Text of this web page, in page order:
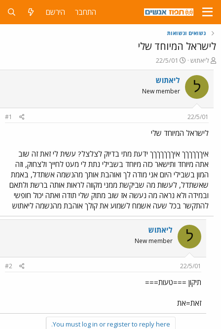
התחבר הירשם
נשואים ונשואות
לישראל המיוחד שלי
פ
ו
ת
ח
ה
ש
א
ליאתוש
פ
ו
ר
ם
ר
22/5/01
ל ליאתוש
New member
22/5/01
#1
לישראל המיוחד שלי
איךךךךךך איךךךךךךך ידעת מתי בדיוק לצלצל? עשית לי זאת זה שוב
אתה מיוחד ותישאר כזה מיוחד בשבילי נתת לי מעט לחייך ולצחוק, וזה
המון בשבילי היום אני מודה לך ואוהבת אותך מהנשמה אשתדל, באמת
שאשתדל, לעשות מה שביקשת ממני מקווה לראות אותה ברשת ולתאם
ובמידה ולא נראה מה נעשה אז שוב מתוק שלי תודה ואתה יכול חופשי
להתקשר בכל שעה אשמח לשמוע את קולך אוהבת מהנשמה ליאתוש
ל ליאתוש
New member
22/5/01
#2
תיקון ===טעות===
זאת=את
You must log in or register to reply here.